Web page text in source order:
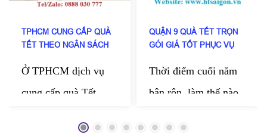
TPHCM CUNG CẤP QUÀ
TẾT THEO NGÂN SÁCH
Ở TPHCM dịch vụ
cung cấp quà Tết
QUẬN 9 QUÀ TẾT TRỌN
GÓI GIÁ TỐT PHỤC VỤ
Thời điểm cuối năm
bận rộn, làm thế nào